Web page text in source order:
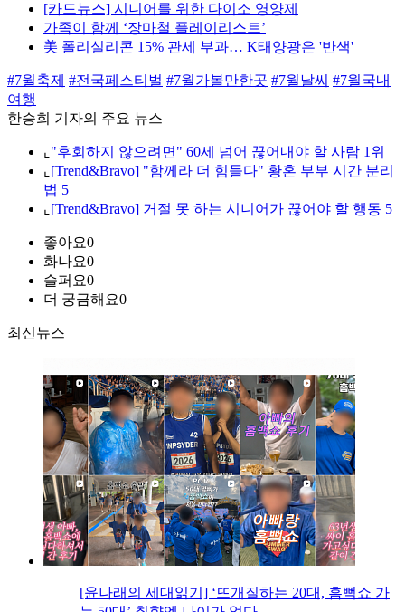
[카드뉴스] 시니어를 위한 다이소 영양제
가족이 함께 ‘장마철 플레이리스트’
美 폴리실리콘 15% 관세 부과… K태양광은 '반색'
#7월축제 #전국페스티벌 #7월가볼만한곳 #7월날씨 #7월국내
여행
한승희 기자의 주요 뉴스
⌞ "후회하지 않으려면" 60세 넘어 끊어내야 할 사람 1위
⌞ [Trend&Bravo] "함께라 더 힘들다" 황혼 부부 시간 분리
법 5
⌞ [Trend&Bravo] 거절 못 하는 시니어가 끊어야 할 행동 5
좋아요0
화나요0
슬퍼요0
더 궁금해요0
최신뉴스
[윤나래의 세대읽기] ‘뜨개질하는 20대, 흠뻑쇼 가